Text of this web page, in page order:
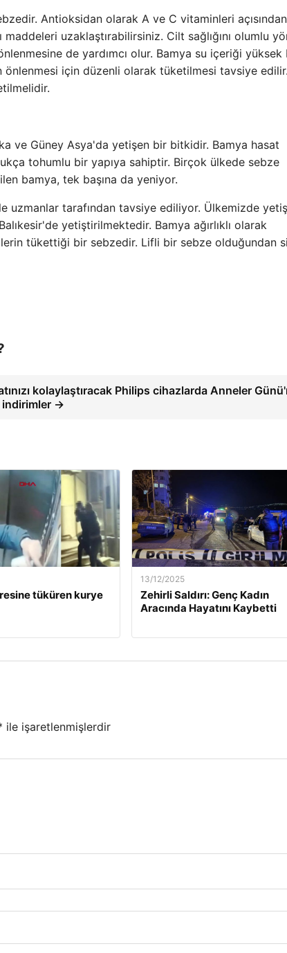
Antioksidan olarak A ve C vitaminleri açısından
uzaklaştırabilirsiniz. Cilt sağlığını olumlu
de yardımcı olur. Bamya su içeriği yüksek
önlenmesi için düzenli olarak tüketilmesi tavsiye edilir.
ve Güney Asya'da yetişen bir bitkidir. Bamya hasat
tohumlu bir yapıya sahiptir. Birçok ülkede sebze
bamya, tek başına da yeniyor.
uzmanlar tarafından tavsiye ediliyor. Ülkemizde
yetiştirilmektedir. Bamya ağırlıklı olarak
tükettiği bir sebzedir. Lifli bir sebze olduğundan
kolaylaştıracak Philips cihazlarda Anneler
indirimler →
tüküren kurye
13/12/2025
Zehirli Saldırı: Genç Kadın
Aracında Hayatını Kaybetti
ile işaretlenmişlerdir